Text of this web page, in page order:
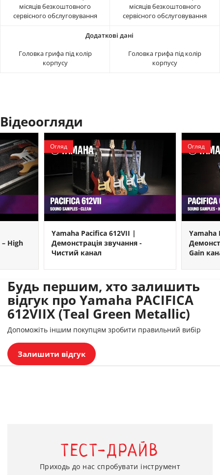
місяців безкоштовного
сервісного обслуговування
місяців безкоштовного
сервісного обслуговування
Головка грифа під колір
корпусу
Головка грифа під колір
корпусу
Відеоогляди
High
Огляд
Yamaha Pacifica 612VII |
Демонстрація звучання -
Чистий канал
Огляд
Yamaha
Gain
Будь першим, хто залишить
відгук про Yamaha PACIFICA
612VIIX (Teal Green Metallic)
Допоможіть іншим покупцям зробити правильний вибір
Залишити відгук
ТЕСТ-ДРАЙВ
Приходь до нас спробувати інструмент